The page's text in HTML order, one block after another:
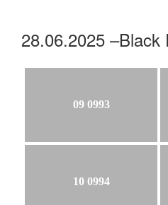
28.06.2025 –Black
09 0993
10 0994